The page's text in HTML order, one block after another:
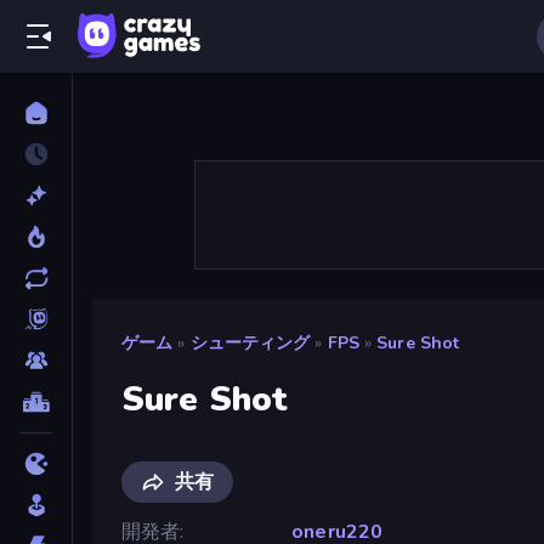
ゲーム » シューティング » FPS » Sure Shot
Sure Shot
共有
開発者
oneru220